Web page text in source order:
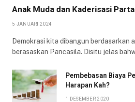
Anak Muda dan Kaderisasi
5 JANUARI 2024
Demokrasi kita dibangun berdasarkan
berasaskan Pancasila. Disitu jelas
Pembebasan Biaya
Harapan Kah?
1 DESEMBER 2020